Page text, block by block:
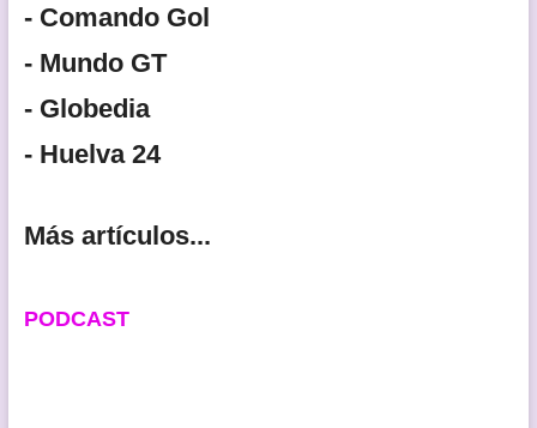
- Comando Gol
- Mundo GT
- Globedia
- Huelva 24
Más artículos...
PODCAST